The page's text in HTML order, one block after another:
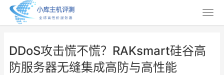
DDoS攻击慌不慌？RAKsmart硅谷高
防服务器无缝集成高防与高性能